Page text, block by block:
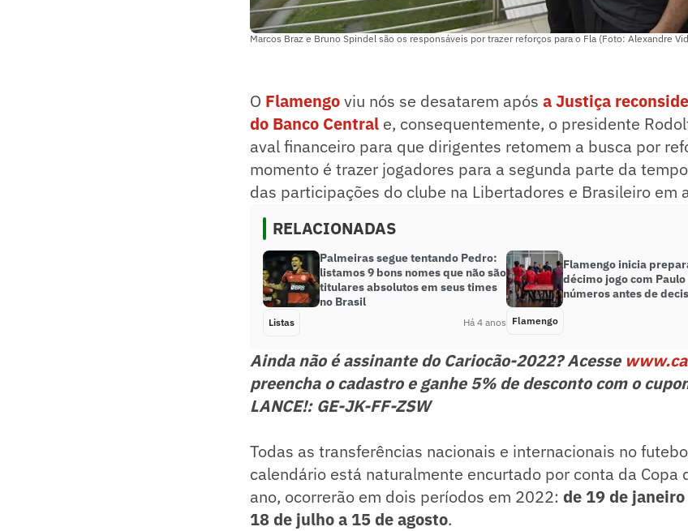
Marcos Braz e Bruno Spindel são os responsáveis por trazer reforços para o Fla (Foto: Alexandre
O Flamengoviu nós se desatarem após a Justiça
do Banco Central e, consequentemente, o presidente
aval financeiro para que dirigentes retomem a busca por
momento é trazer jogadores para a segunda parte da
das participações do clube na Libertadores e Brasileiro em
RELACIONADAS
Palmeiras segue tentando Pedro:
listamos 9 bons nomes que não são
titulares absolutos em seus times
no Brasil
Listas Há 4 anos
Flamengo inicia
décimo jogo com
números antes de
Flamengo
Ainda não é assinante do Cariocão-2022? Acesse
preencha o cadastro e ganhe 5% de desconto com o
LANCE!: GE-JK-FF-ZSW
Todas as transferências nacionais e internacionais no
calendário está naturalmente encurtado por conta da Copa
ano, ocorrerão em dois períodos em 2022: de 19 de
18 de julho a 15 de agosto.